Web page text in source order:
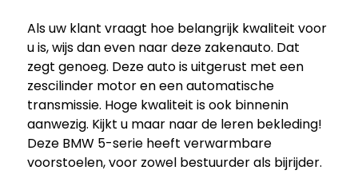
Als uw klant vraagt hoe belangrijk kwaliteit voor
u is, wijs dan even naar deze zakenauto. Dat
zegt genoeg. Deze auto is uitgerust met een
zescilinder motor en een automatische
transmissie. Hoge kwaliteit is ook binnenin
aanwezig. Kijkt u maar naar de leren bekleding!
Deze BMW 5-serie heeft verwarmbare
voorstoelen, voor zowel bestuurder als bijrijder.